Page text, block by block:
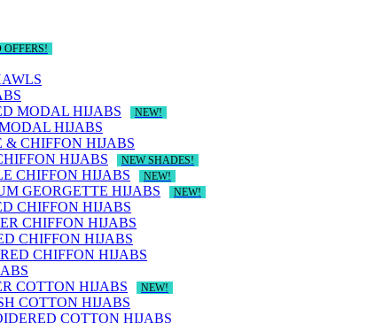
OFFERS!
MODAL HIJABS
NEW!
HIJABS
& CHIFFON HIJABS
HIJABS
NEW SHADES!
CHIFFON HIJABS NEW!
GEORGETTE HIJABS NEW!
CHIFFON HIJABS
CHIFFON HIJABS
CHIFFON HIJABS
CHIFFON HIJABS
COTTON HIJABS
NEW!
COTTON HIJABS
COTTON HIJABS